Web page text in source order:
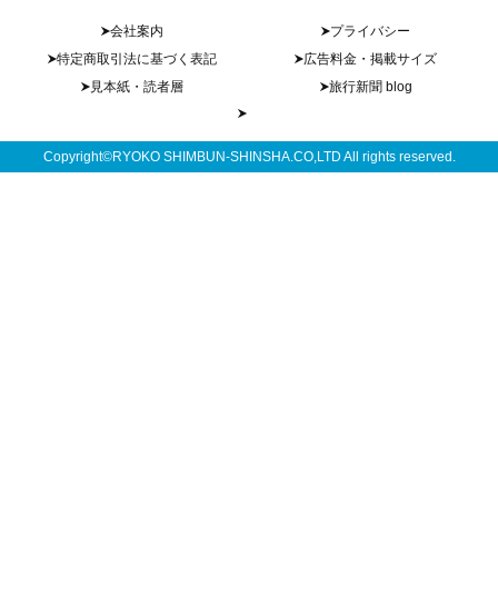
会社案内
プライバシー
特定商取引法に基づく表記
広告料金・掲載サイズ
見本紙・読者層
旅行新聞 blog
Copyright©RYOKO SHIMBUN-SHINSHA.CO,LTD All rights reserved.